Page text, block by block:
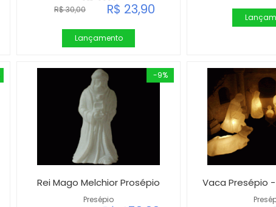
R$ 30,00 R$ 23,90
Lançamento
-9%
Presépio
Rei Mago Melchior Prosépio Vaca Presépio